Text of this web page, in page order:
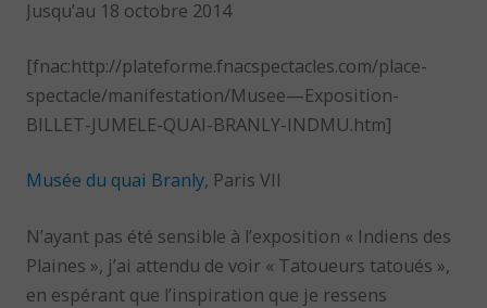
Jusqu’au 18 octobre 2014
[fnac:http://plateforme.fnacspectacles.com/place-
spectacle/manifestation/Musee—Exposition-
BILLET-JUMELE-QUAI-BRANLY-INDMU.htm]
Musée du quai Branly, Paris VII
N’ayant pas été sensible à l’exposition « Indiens des
Plaines », j’ai attendu de voir « Tatoueurs tatoués »,
en espérant que l’inspiration que je ressens